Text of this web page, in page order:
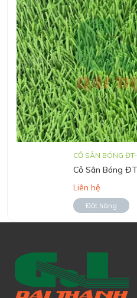
CỎ SÂN BÓNG
Cỏ Sân Bóng
Liên hệ
Đặt hàng